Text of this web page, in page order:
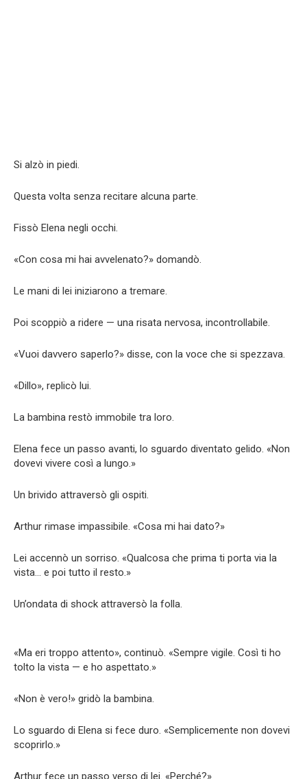
Si alzò in piedi.
Questa volta senza recitare alcuna parte.
Fissò Elena negli occhi.
«Con cosa mi hai avvelenato?» domandò.
Le mani di lei iniziarono a tremare.
Poi scoppiò a ridere — una risata nervosa, incontrollabile.
«Vuoi davvero saperlo?» disse, con la voce che si spezzava.
«Dillo», replicò lui.
La bambina restò immobile tra loro.
Elena fece un passo avanti, lo sguardo diventato gelido. «Non
dovevi vivere così a lungo.»
Un brivido attraversò gli ospiti.
Arthur rimase impassibile. «Cosa mi hai dato?»
Lei accennò un sorriso. «Qualcosa che prima ti porta via la
vista… e poi tutto il resto.»
Un’ondata di shock attraversò la folla.
«Ma eri troppo attento», continuò. «Sempre vigile. Così ti ho
tolto la vista — e ho aspettato.»
«Non è vero!» gridò la bambina.
Lo sguardo di Elena si fece duro. «Semplicemente non dovevi
scoprirlo.»
Arthur fece un passo verso di lei. «Perché?»